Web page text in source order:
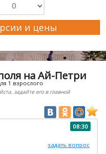
и цены
на Ай-Петри
1 взрослого
задайте его в главной
08:30
задать вопрос